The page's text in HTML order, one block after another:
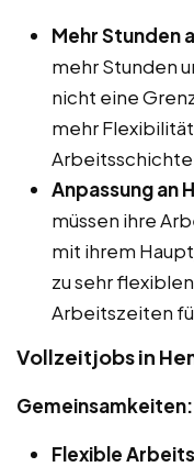
Mehr Stunden
mehr Stunden
nicht eine
mehr
Anpassung an
müssen ihre
mit ihrem
zu sehr
Arbeitszeiten
Vollzeitjobs in
Gemeinsamkeiten:
Flexible